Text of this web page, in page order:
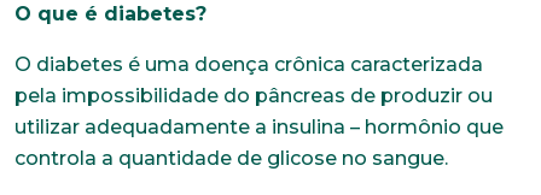
O que é diabetes?
O diabetes é uma doença crônica caracterizada
pela impossibilidade do pâncreas de produzir ou
utilizar adequadamente a insulina – hormônio que
controla a quantidade de glicose no sangue.